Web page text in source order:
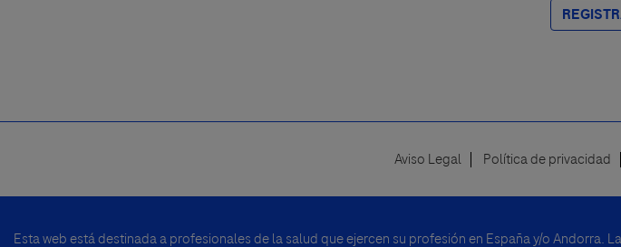
Footer
Aviso Legal Política de privacidad
Esta web está destinada a profesionales de la salud que ejercen su profesión en España y/o